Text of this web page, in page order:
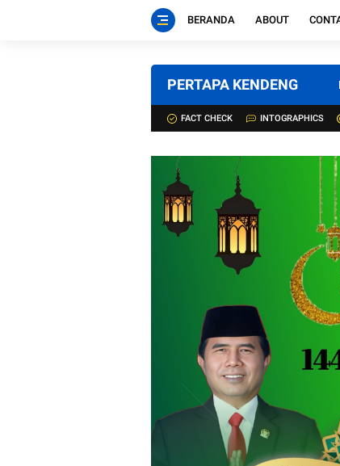
BERANDA ABOUT
PERTAPA KENDENG
FACT CHECK INTOGRAPHICS